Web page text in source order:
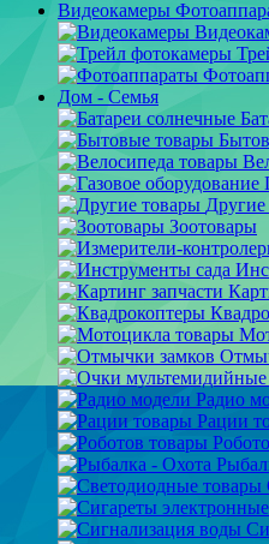
Видеокамеры
Дом - Семья
Зоотовары
Радио
Рации